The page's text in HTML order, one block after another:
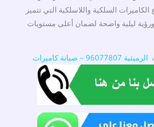
السلكية واللاسلكية التي تتميز
ليلية واضحة لضمان أعلى مستويات
– صيانة كاميرات